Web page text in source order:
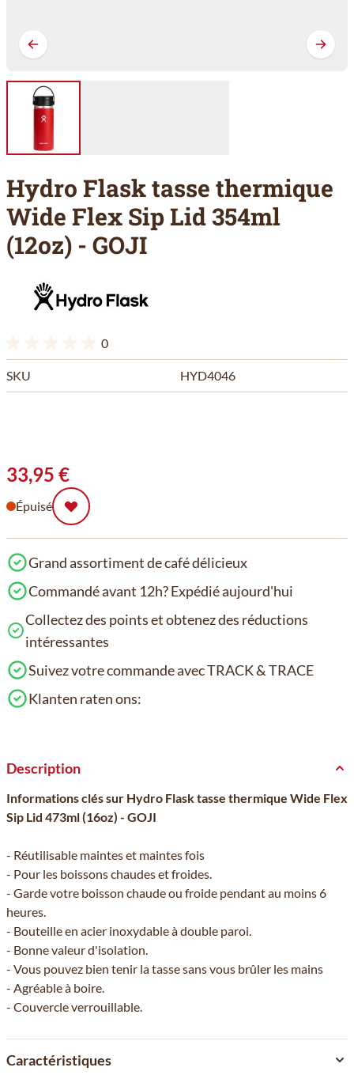
Hydro Flask tasse thermique
Wide Flex Sip Lid 354ml
(12oz) - GOJI
0
SKU HYD4046
33,95 €
Épuisé
Grand assortiment de café délicieux
Commandé avant 12h? Expédié aujourd'hui
Collectez des points et obtenez des réductions
intéressantes
Suivez votre commande avec TRACK & TRACE
Klanten raten ons:
Description
Informations clés sur Hydro Flask tasse thermique Wide Flex
Sip Lid 473ml (16oz) - GOJI
- Réutilisable maintes et maintes fois
- Pour les boissons chaudes et froides.
- Garde votre boisson chaude ou froide pendant au moins 6
heures.
- Bouteille en acier inoxydable à double paroi.
- Bonne valeur d'isolation.
- Vous pouvez bien tenir la tasse sans vous brûler les mains
- Agréable à boire.
- Couvercle verrouillable.
Caractéristiques